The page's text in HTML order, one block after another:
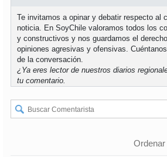
soychiloé
Te invitamos a opinar y debatir respecto al
noticia. En SoyChile valoramos todos los
y constructivos y nos guardamos el
opiniones agresivas y ofensivas.
de la conversación.
¿Ya eres lector de nuestros diarios
tu comentario.
Ordenar